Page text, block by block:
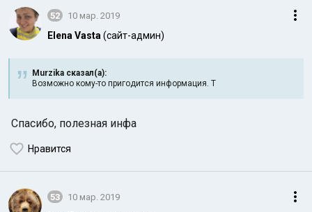
52 10 мар. 2019
Elena Vasta (сайт-админ)
Murzika сказал(а):
Возможно кому-то пригодится информация. Т
Спасибо, полезная инфа
Нравится
53 10 мар. 2019